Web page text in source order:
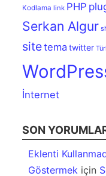
Kodlama link PHP
Serkan Algur
sitetema twitter
İnternet
SON
Eklenti
Göstermekiçin